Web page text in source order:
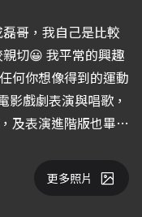
哥，我自己是比較
切😀 我平常的興趣
何你想像得到的運動
影戲劇表演與唱歌，
及表演進階版也畢業
遠都不會改變的，如
己，我一定不會辜負
更多照片